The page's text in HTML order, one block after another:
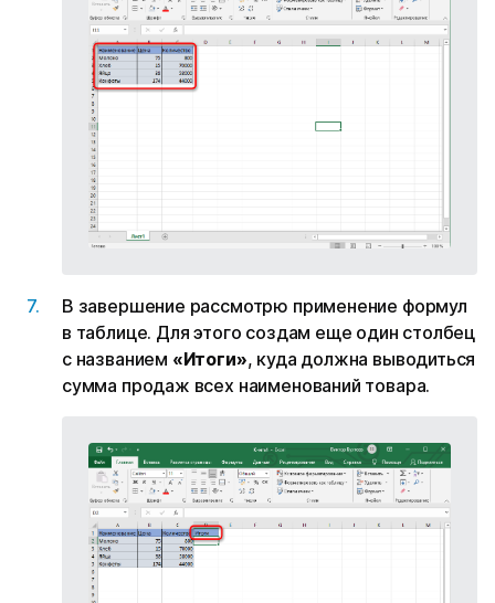
В завершение рассмотрю применение формул
в таблице. Для этого создам еще один столбец
с названием «Итоги», куда должна выводиться
сумма продаж всех наименований товара.